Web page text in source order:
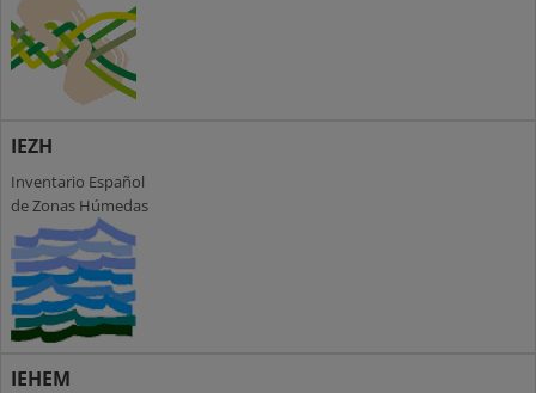
IEZH
Inventario Español
de Zonas Húmedas
IEHEM